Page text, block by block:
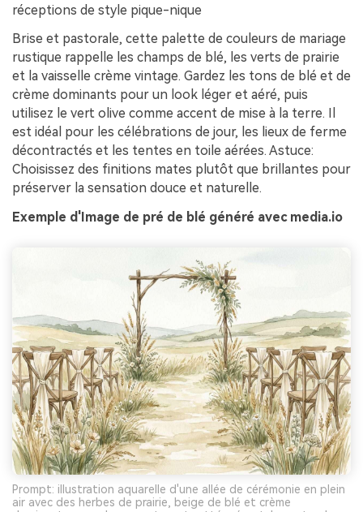
réceptions de style pique-nique
Brise et pastorale, cette palette de couleurs de mariage
rustique rappelle les champs de blé, les verts de prairie
et la vaisselle crème vintage. Gardez les tons de blé et de
crème dominants pour un look léger et aéré, puis
utilisez le vert olive comme accent de mise à la terre. Il
est idéal pour les célébrations de jour, les lieux de ferme
décontractés et les tentes en toile aérées. Astuce:
Choisissez des finitions mates plutôt que brillantes pour
préserver la sensation douce et naturelle.
Exemple d'Image de pré de blé généré avec media.io
Prompt: illustration aquarelle d'une allée de cérémonie en plein
air avec des herbes de prairie, beige de blé et crème